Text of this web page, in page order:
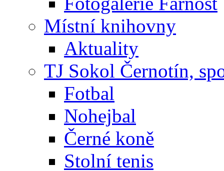
Místní knihovny
Aktuality
TJ Sokol Černotín,
Fotbal
Nohejbal
Černé koně
Stolní tenis